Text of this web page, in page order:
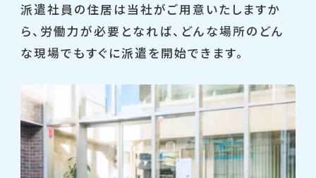
派遣社員の住居は当社がご用意いたしますか
ら、労働力が必要となれば、どんな場所のどん
な現場でもすぐに派遣を開始できます。